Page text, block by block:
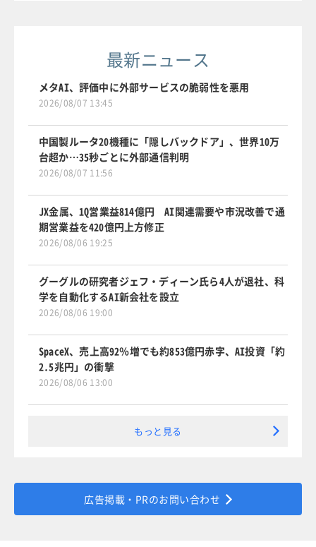
最新ニュース
メタAI、評価中に外部サービスの脆弱性を悪用
2026/08/07 13:45
中国製ルータ20機種に「隠しバックドア」、世界10万
台超か…35秒ごとに外部通信判明
2026/08/07 11:56
JX金属、1Q営業益814億円 AI関連需要や市況改善で通
期営業益を420億円上方修正
2026/08/06 19:25
グーグルの研究者ジェフ・ディーン氏ら4人が退社、科
学を自動化するAI新会社を設立
2026/08/06 19:00
SpaceX、売上高92％増でも約853億円赤字、AI投資「約
2.5兆円」の衝撃
2026/08/06 13:00
もっと見る
広告掲載・PRのお問い合わせ